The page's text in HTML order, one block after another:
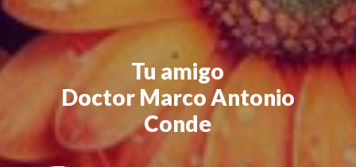
Tu amigo
Doctor Marco Antonio
Conde